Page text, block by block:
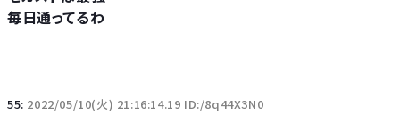
毎日通ってるわ
55: 2022/05/10(火) 21:16:14.19 ID:/8q44X3N0